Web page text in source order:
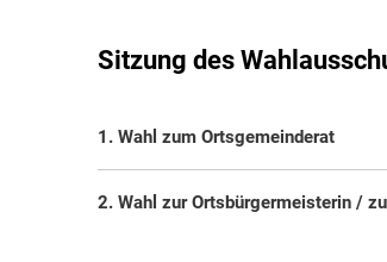
Sitzung des
1. Wahl zum Ortsgemeinderat
2. Wahl zur Ortsbürgermeisterin /